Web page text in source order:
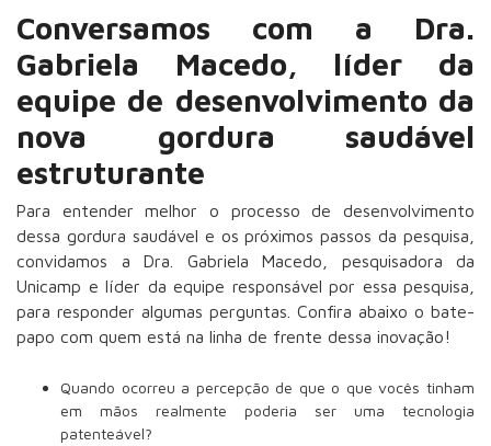
Conversamos com a Dra.
Gabriela Macedo, líder da
equipe de desenvolvimento da
nova gordura saudável
estruturante
Para entender melhor o processo de desenvolvimento
dessa gordura saudável e os próximos passos da pesquisa,
convidamos a Dra. Gabriela Macedo , pesquisadora da
Unicamp e líder da equipe responsável por essa pesquisa,
para responder algumas perguntas. Confira abaixo o bate-
papo com quem está na linha de frente dessa inovação!
Quando ocorreu a percepção de que o que vocês tinham
em mãos realmente poderia ser uma tecnologia
patenteável?